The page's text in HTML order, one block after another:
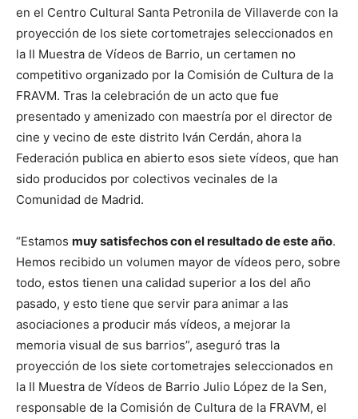
en el Centro Cultural Santa Petronila de Villaverde con la
proyección de los siete cortometrajes seleccionados en
la II Muestra de Vídeos de Barrio, un certamen no
competitivo organizado por la Comisión de Cultura de la
FRAVM. Tras la celebración de un acto que fue
presentado y amenizado con maestría por el director de
cine y vecino de este distrito Iván Cerdán, ahora la
Federación publica en abierto esos siete vídeos, que han
sido producidos por colectivos vecinales de la
Comunidad de Madrid.
“Estamos muy satisfechos con el resultado de este año.
Hemos recibido un volumen mayor de vídeos pero, sobre
todo, estos tienen una calidad superior a los del año
pasado, y esto tiene que servir para animar a las
asociaciones a producir más vídeos, a mejorar la
memoria visual de sus barrios”, aseguró tras la
proyección de los siete cortometrajes seleccionados en
la II Muestra de Vídeos de Barrio Julio López de la Sen,
responsable de la Comisión de Cultura de la FRAVM, el